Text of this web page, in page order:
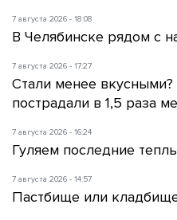
7 августа 2026 - 18:08
В Челябинске рядом с
7 августа 2026 - 17:27
Стали менее
пострадали в 1,5 раза
7 августа 2026 - 16:24
Гуляем последние
7 августа 2026 - 14:57
Пастбище или